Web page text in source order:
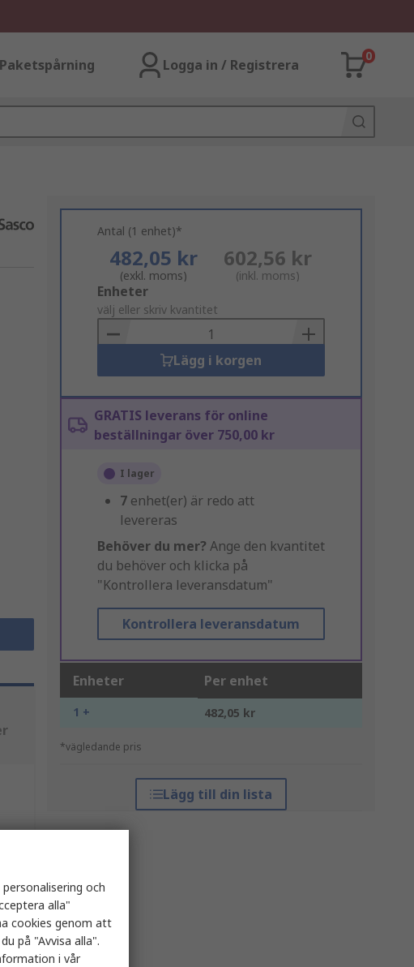
Paketspårning Logga in / Registrera
0
Antal (1 enhet)*
482,05 kr
(exkl. moms)
602,56 kr
(inkl. moms)
Add
to
Basket
Enheter
välj eller skriv kvantitet
Lägg i korgen
GRATIS leverans för online
beställningar över 750,00 kr
I lager
7 enhet(er) är redo att
levereras
Behöver du mer? Ange den kvantitet
du behöver och klicka på
"Kontrollera leveransdatum"
Kontrollera leveransdatum
Enheter Per enhet
1 + 482,05 kr
*vägledande pris
Lägg till din lista
och
alla"
cookies genom att
på "Avvisa alla".
i vår